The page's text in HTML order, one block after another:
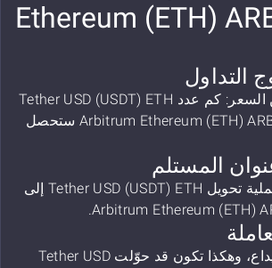
Ethereum (ETH)
التداول
وتحقق من السعر: كم عدد Tether USD (USDT) ETH
بـ Arbitrum Ethereum (ETH) ARBITRUM ستحصل
المستلم
لمعالجة عملية تحويل Tether USD (USDT) ETH إلى
Arbitrum Ethereum (ETH)
ثم قم بالإيداع، وهكذا تكون قد حوّلت Tether USD